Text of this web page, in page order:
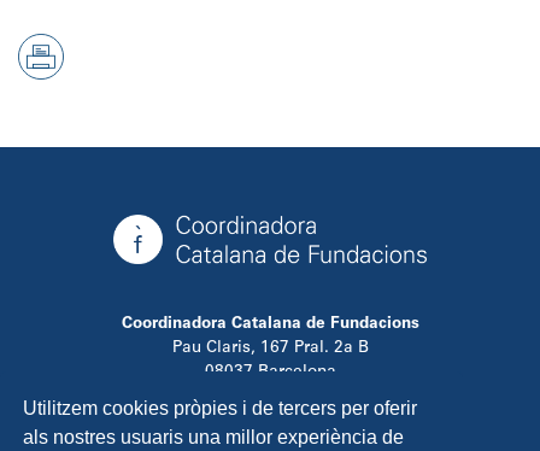
Utilitzem cookies pròpies i de tercers per oferir
als nostres usuaris una millor experiència de
Coordinadora Catalana de Fundacions
Pau Claris, 167 Pral. 2a B
08037 Barcelona
T. 934 881 480
info@ccfundacions.cat